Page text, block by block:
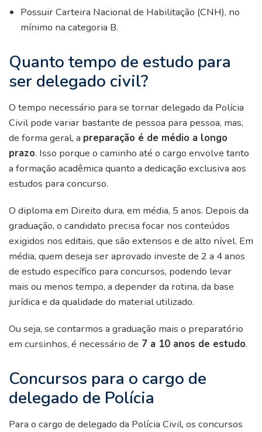
Possuir Carteira Nacional de Habilitação (CNH), no
mínimo na categoria B.
Quanto tempo de estudo para
ser delegado civil?
O tempo necessário para se tornar delegado da Polícia
Civil pode variar bastante de pessoa para pessoa, mas,
de forma geral, a preparação é de médio a longo
prazo. Isso porque o caminho até o cargo envolve tanto
a formação acadêmica quanto a dedicação exclusiva aos
estudos para concurso.
O diploma em Direito dura, em média, 5 anos. Depois da
graduação, o candidato precisa focar nos conteúdos
exigidos nos editais, que são extensos e de alto nível. Em
média, quem deseja ser aprovado investe de 2 a 4 anos
de estudo específico para concursos, podendo levar
mais ou menos tempo, a depender da rotina, da base
jurídica e da qualidade do material utilizado.
Ou seja, se contarmos a graduação mais o preparatório
em cursinhos, é necessário de 7 a 10 anos de estudo.
Concursos para o cargo de
delegado de Polícia
Para o cargo de delegado da Polícia Civil, os concursos